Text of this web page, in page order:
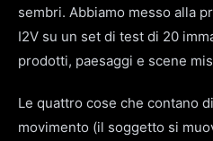
sembri. Abbiamo messo alla
I2V su un set di test di 20
prodotti, paesaggi e scene
Le quattro cose che contano
movimento (il soggetto si